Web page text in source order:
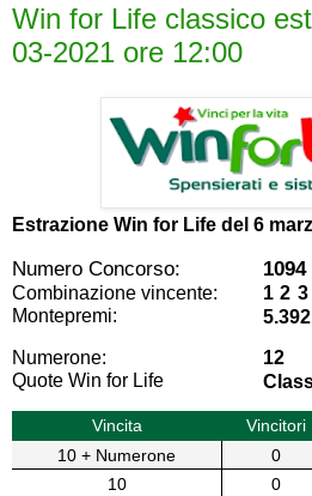
Win for Life classico
03-2021 ore 12:00
Estrazione Win for Life del 6
Numero Concorso: 1094
Combinazione vincente:
1 2
Montepremi:
Numerone:
12
Quote Win for Life
Vincita Vincitori
10 + Numerone
0
10
0